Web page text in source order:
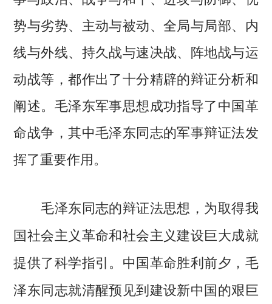
势与劣势、主动与被动、全局与局部、内
线与外线、持久战与速决战、阵地战与运
动战等，都作出了十分精辟的辩证分析和
阐述。毛泽东军事思想成功指导了中国革
命战争，其中毛泽东同志的军事辩证法发
挥了重要作用。
毛泽东同志的辩证法思想，为取得我
国社会主义革命和社会主义建设巨大成就
提供了科学指引。 中国革命胜利前夕，毛
泽东同志就清醒预见到建设新中国的艰巨